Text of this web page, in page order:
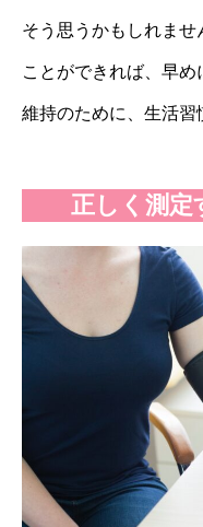
そう思うかもしれませ
ことができれば、早
維持のために、生活習
正しく測定